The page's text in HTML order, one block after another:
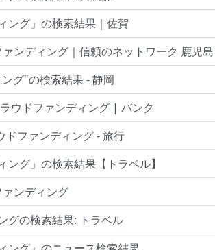
ング」の検索結果｜佐賀
ンディング｜信頼のネットワーク 鹿児島
グ"の検索結果 - 静岡
ウドファンディング | バンク
ドファンディング - 旅行
ング」の検索結果【トラベル】
ンディング
グの検索結果: トラベル